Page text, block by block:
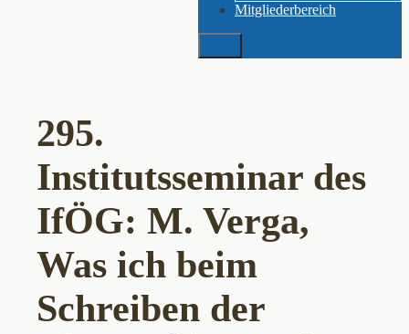
Mitgliederbereich
Suchen
295.
Institutsseminar des
IfÖG: M. Verga,
Was ich beim
Schreiben der